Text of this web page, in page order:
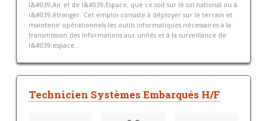
l&#039;Air et de l&#039;Espace, que ce soit sur le sol national ou à
l&#039;étranger. Cet emploi consiste à déployer sur le terrain et
maintenir opérationnels les outils informatiques nécessaires à la
transmission des informations aux unités et à la surveillance de
l&#039;espace...
Technicien Systèmes Embarqués H/F